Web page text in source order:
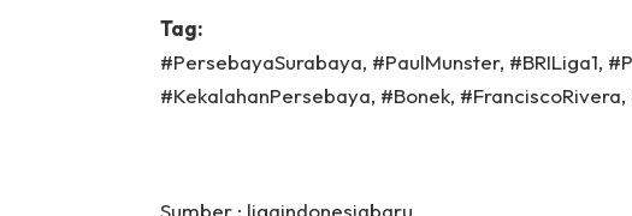
Tag:
#PersebayaSurabaya, #PaulMunster, #BRILiga1,
#KekalahanPersebaya, #Bonek,